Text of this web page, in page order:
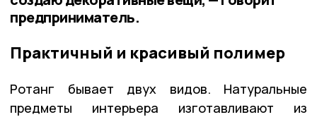
предприниматель.
Практичный и красивый полимер
Ротанг бывает двух видов. Натуральные
предметы интерьера изготавливают из